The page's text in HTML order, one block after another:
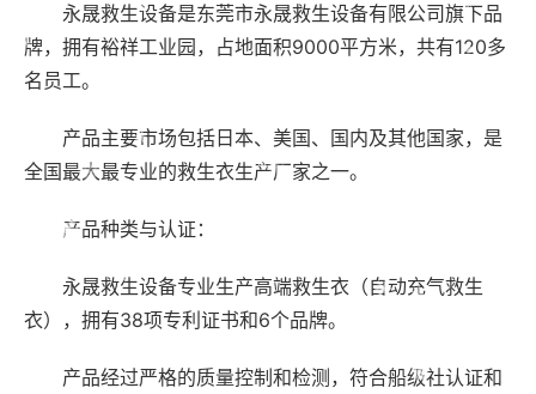
永晟救生设备是东莞市永晟救生设备有限公司旗下品
牌，拥有裕祥工业园，占地面积9000平方米，共有120多
名员工。
产品主要市场包括日本、美国、国内及其他国家，是
全国最大最专业的救生衣生产厂家之一。
产品种类与认证：
永晟救生设备专业生产高端救生衣（自动充气救生
衣），拥有38项专利证书和6个品牌。
产品经过严格的质量控制和检测，符合船级社认证和